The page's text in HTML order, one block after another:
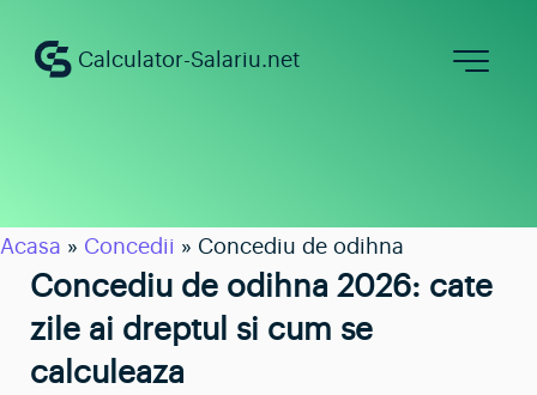
Calculator-Salariu.net
Calculator salariu constructii
Salariul minim 2026
Concedii
Angajare
Acasa » Concedii » Concediu de odihna
Concediu de odihna 2026: cate
zile ai dreptul si cum se
calculeaza